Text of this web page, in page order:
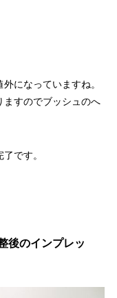
になっていますね。
ますのでブッシュのへ
です。
後のインプレッ